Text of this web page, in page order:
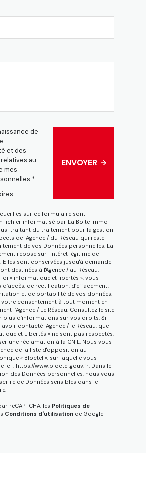
de
et des
au
mes
*
ENVOYER
sur ce formulaire sont
fichier informatisé par La Boite Immo
traitant du traitement pour la gestion
de l'Agence / du Réseau qui reste
de vos Données personnelles. La
repose sur l'intérêt légitime de
Elles sont conservées jusqu'à demande
destinées à l'Agence / au Réseau.
« informatique et libertés », vous
de rectification, d’effacement,
et de portabilité de vos données.
consentement à tout moment en
l’Agence / Le Réseau. Consultez le site
d’informations sur vos droits. Si
contacté l'Agence / le Réseau, que
et Libertés » ne sont pas respectés,
une réclamation à la CNIL. Nous vous
de la liste d'opposition au
« Bloctel », sur laquelle vous
ici : https://www.bloctel.gouv.fr. Dans le
des Données personnelles, nous vous
de Données sensibles dans le
reCAPTCHA, les Politiques de
Conditions d'utilisationde Google